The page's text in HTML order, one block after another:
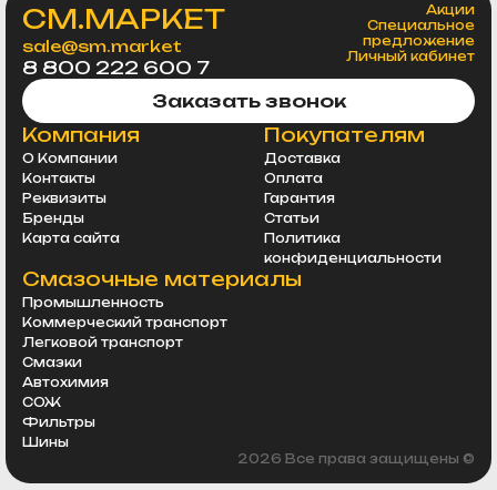
СМ.МАРКЕТ
sale@sm.market
8 800 222 600 7
Акции
Специальное
предложение
Личный кабинет
Заказать звонок
Компания
О Компании
Контакты
Реквизиты
Бренды
Карта сайта
Покупателям
Доставка
Оплата
Гарантия
Статьи
Политика
конфиденциальности
Смазочные материалы
Промышленность
Коммерческий транспорт
Легковой транспорт
Смазки
Автохимия
СОЖ
Фильтры
Шины
2026 Все права защищены ©